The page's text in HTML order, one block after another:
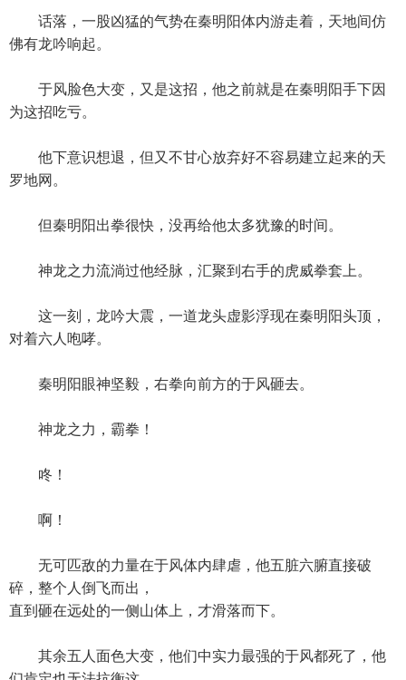
话落，一股凶猛的气势在秦明阳体内游走着，天地间仿
佛有龙吟响起。
于风脸色大变，又是这招，他之前就是在秦明阳手下因
为这招吃亏。
他下意识想退，但又不甘心放弃好不容易建立起来的天
罗地网。
但秦明阳出拳很快，没再给他太多犹豫的时间。
神龙之力流淌过他经脉，汇聚到右手的虎威拳套上。
这一刻，龙吟大震，一道龙头虚影浮现在秦明阳头顶，
对着六人咆哮。
秦明阳眼神坚毅，右拳向前方的于风砸去。
神龙之力，霸拳！
咚！
啊！
无可匹敌的力量在于风体内肆虐，他五脏六腑直接破
碎，整个人倒飞而出，
直到砸在远处的一侧山体上，才滑落而下。
其余五人面色大变，他们中实力最强的于风都死了，他